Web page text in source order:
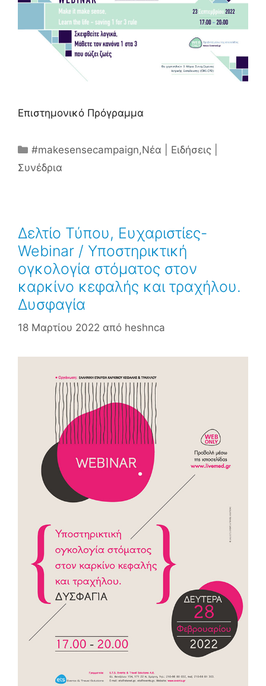
Επιστημονικό Πρόγραμμα
Κατηγορίες
#makesensecampaign,Νέα | Ειδήσεις |
Συνέδρια
Δελτίο Τύπου, Ευχαριστίες-
Webinar / Υποστηρικτική
ογκολογία στόματος στον
καρκίνο κεφαλής και τραχήλου.
Δυσφαγία
18 Μαρτίου 2022 από heshnca